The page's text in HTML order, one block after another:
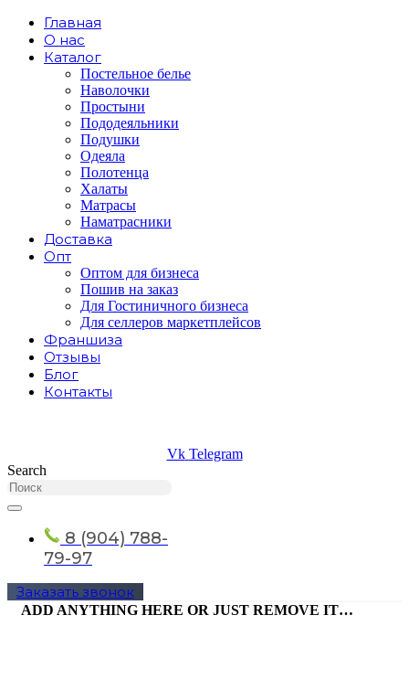
Главная
О нас
Каталог
Постельное белье
Наволочки
Простыни
Пододеяльники
Подушки
Одеяла
Полотенца
Халаты
Матрасы
Наматрасники
Доставка
Опт
Оптом для бизнеса
Пошив на заказ
Для Гостиничного бизнеса
Для селлеров маркетплейсов
Франшиза
Отзывы
Блог
Контакты
Vk Telegram
Search
8 (904) 788-
79-97
Заказать звонок
ADD ANYTHING HERE OR JUST REMOVE IT…